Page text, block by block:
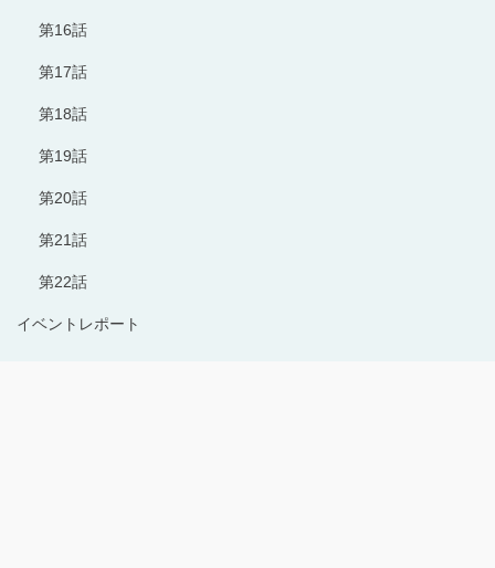
第16話
第17話
第18話
第19話
第20話
第21話
第22話
イベントレポート